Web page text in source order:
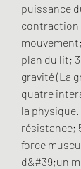
puissance
contraction
plan du lit;
gravité (La
quatre
la
résistance;
force
d&#39;un